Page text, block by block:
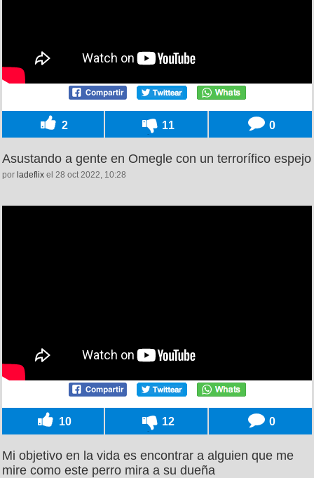
2 11 0
Asustando a gente en Omegle con un terrorífico espejo
por ladeflix el 28 oct 2022, 10:28
10 12 0
Mi objetivo en la vida es encontrar a alguien que me
mire como este perro mira a su dueña